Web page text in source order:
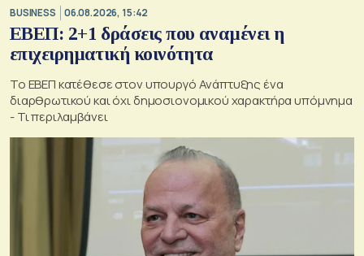
BUSINESS 06.08.2026, 15:42
ΕΒΕΠ: 2+1 δράσεις που αναμένει η
επιχειρηματική κοινότητα
Το ΕΒΕΠ κατέθεσε στον υπουργό Ανάπτυξης ένα
διαρθρωτικού και όχι δημοσιονομικού χαρακτήρα υπόμνημα
- Τι περιλαμβάνει